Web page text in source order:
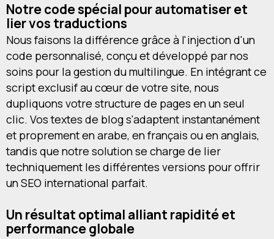
Notre code spécial pour automatiser et
lier vos traductions
Nous faisons la différence grâce à l'injection d'un
code personnalisé, conçu et développé par nos
soins pour la gestion du multilingue. En intégrant ce
script exclusif au cœur de votre site, nous
dupliquons votre structure de pages en un seul
clic. Vos textes de blog s'adaptent instantanément
et proprement en arabe, en français ou en anglais,
tandis que notre solution se charge de lier
techniquement les différentes versions pour offrir
un SEO international parfait.
Un résultat optimal alliant rapidité et
performance globale